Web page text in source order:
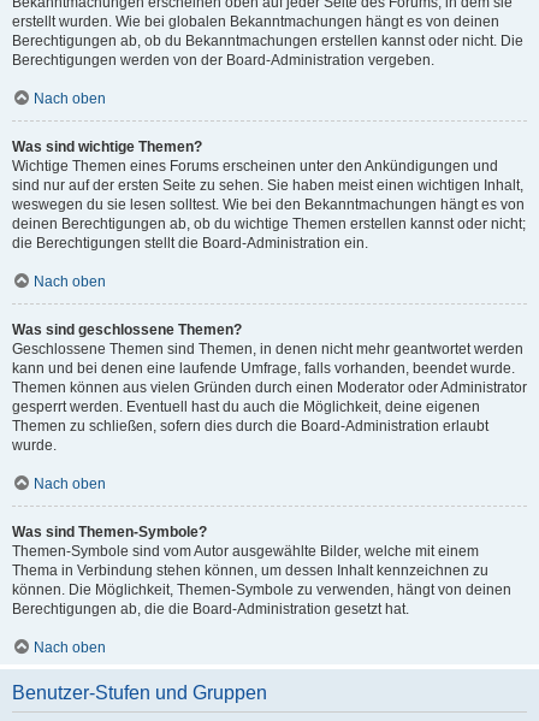
erstellt wurden. Wie bei globalen Bekanntmachungen hängt es von deinen
Berechtigungen ab, ob du Bekanntmachungen erstellen kannst oder nicht. Die
Berechtigungen werden von der Board-Administration vergeben.
Nach oben
Was sind wichtige Themen?
Wichtige Themen eines Forums erscheinen unter den Ankündigungen und
sind nur auf der ersten Seite zu sehen. Sie haben meist einen wichtigen Inhalt,
weswegen du sie lesen solltest. Wie bei den Bekanntmachungen hängt es von
deinen Berechtigungen ab, ob du wichtige Themen erstellen kannst oder nicht;
die Berechtigungen stellt die Board-Administration ein.
Nach oben
Was sind geschlossene Themen?
Geschlossene Themen sind Themen, in denen nicht mehr geantwortet werden
kann und bei denen eine laufende Umfrage, falls vorhanden, beendet wurde.
Themen können aus vielen Gründen durch einen Moderator oder Administrator
gesperrt werden. Eventuell hast du auch die Möglichkeit, deine eigenen
Themen zu schließen, sofern dies durch die Board-Administration erlaubt
wurde.
Nach oben
Was sind Themen-Symbole?
Themen-Symbole sind vom Autor ausgewählte Bilder, welche mit einem
Thema in Verbindung stehen können, um dessen Inhalt kennzeichnen zu
können. Die Möglichkeit, Themen-Symbole zu verwenden, hängt von deinen
Berechtigungen ab, die die Board-Administration gesetzt hat.
Nach oben
Benutzer-Stufen und Gruppen